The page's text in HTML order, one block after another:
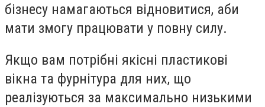
бізнесу намагаються відновитися, аби
мати змогу працювати у повну силу.
Якщо вам потрібні якісні пластикові
вікна та фурнітура для них, що
реалізуються за максимально низькими